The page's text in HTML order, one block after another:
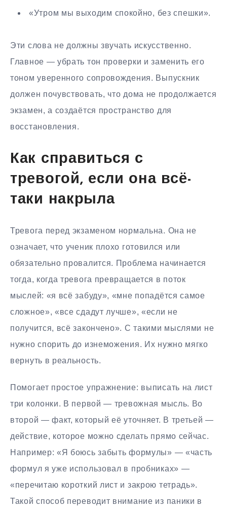
«Утром мы выходим спокойно, без спешки».
Эти слова не должны звучать искусственно.
Главное — убрать тон проверки и заменить его
тоном уверенного сопровождения. Выпускник
должен почувствовать, что дома не продолжается
экзамен, а создаётся пространство для
восстановления.
Как справиться с
тревогой, если она всё-
таки накрыла
Тревога перед экзаменом нормальна. Она не
означает, что ученик плохо готовился или
обязательно провалится. Проблема начинается
тогда, когда тревога превращается в поток
мыслей: «я всё забуду», «мне попадётся самое
сложное», «все сдадут лучше», «если не
получится, всё закончено». С такими мыслями не
нужно спорить до изнеможения. Их нужно мягко
вернуть в реальность.
Помогает простое упражнение: выписать на лист
три колонки. В первой — тревожная мысль. Во
второй — факт, который её уточняет. В третьей —
действие, которое можно сделать прямо сейчас.
Например: «Я боюсь забыть формулы» — «часть
формул я уже использовал в пробниках» —
«перечитаю короткий лист и закрою тетрадь».
Такой способ переводит внимание из паники в